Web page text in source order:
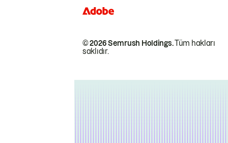
© 2026 Semrush Holdings.Tüm hakları
saklıdır.